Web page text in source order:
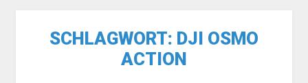
SCHLAGWORT: DJI OSMO
ACTION